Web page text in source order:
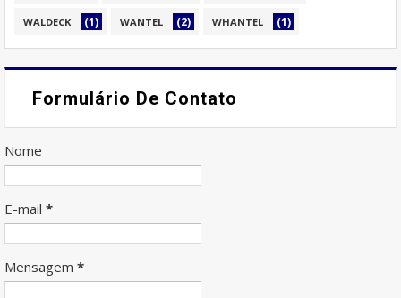
WALDECK (1) WANTEL (2) WHANTEL (1)
Formulário De Contato
Nome
E-mail *
Mensagem *